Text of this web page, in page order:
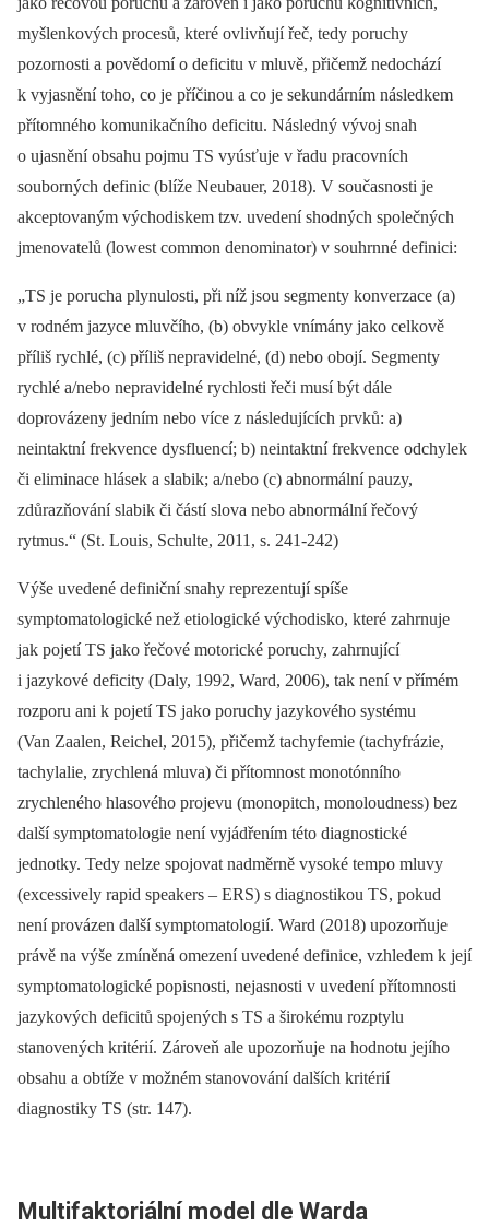
myšlenkových procesů, které ovlivňují řeč, tedy poruchy
pozornosti a povědomí o deficitu v mluvě, přičemž nedochází
k vyjasnění toho, co je příčinou a co je sekundárním následkem
přítomného komunikačního deficitu. Následný vývoj snah
o ujasnění obsahu pojmu TS vyúsťuje v řadu pracovních
souborných definic (blíže Neubauer, 2018). V současnosti je
akceptovaným východiskem tzv. uvedení shodných společných
jmenovatelů (lowest common denominator) v souhrnné definici:
„TS je porucha plynulosti, při níž jsou segmenty konverzace (a)
v rodném jazyce mluvčího, (b) obvykle vnímány jako celkově
příliš rychlé, (c) příliš nepravidelné, (d) nebo obojí. Segmenty
rychlé a/nebo nepravidelné rychlosti řeči musí být dále
doprovázeny jedním nebo více z následujících prvků: a)
neintaktní frekvence dysfluencí; b) neintaktní frekvence odchylek
či eliminace hlásek a slabik; a/nebo (c) abnormální pauzy,
zdůrazňování slabik či částí slova nebo abnormální řečový
rytmus.“ (St. Louis, Schulte, 2011, s. 241-242)
Výše uvedené definiční snahy reprezentují spíše
symptomatologické než etiologické východisko, které zahrnuje
jak pojetí TS jako řečové motorické poruchy, zahrnující
i jazykové deficity (Daly, 1992, Ward, 2006), tak není v přímém
rozporu ani k pojetí TS jako poruchy jazykového systému
(Van Zaalen, Reichel, 2015), přičemž tachyfemie (tachyfrázie,
tachylalie, zrychlená mluva) či přítomnost monotónního
zrychleného hlasového projevu (monopitch, monoloudness) bez
další symptomatologie není vyjádřením této diagnostické
jednotky. Tedy nelze spojovat nadměrně vysoké tempo mluvy
(excessively rapid speakers –⁠ ERS) s diagnostikou TS, pokud
není provázen další symptomatologií. Ward (2018) upozorňuje
právě na výše zmíněná omezení uvedené definice, vzhledem k její
symptomatologické popisnosti, nejasnosti v uvedení přítomnosti
jazykových deficitů spojených s TS a širokému rozptylu
stanovených kritérií. Zároveň ale upozorňuje na hodnotu jejího
obsahu a obtíže v možném stanovování dalších kritérií
diagnostiky TS (str. 147).
Multifaktoriální model dle Warda